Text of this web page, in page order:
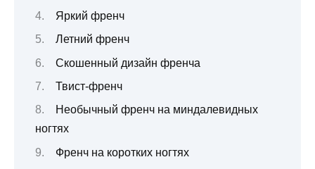
Яркий френч
Летний френч
Скошенный дизайн френча
Твист-френч
Необычный френч на миндалевидных
ногтях
Френч на коротких ногтях